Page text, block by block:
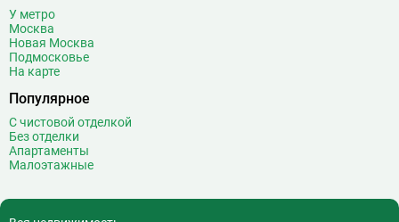
У метро
Москва
Новая Москва
Подмосковье
На карте
Популярное
С чистовой отделкой
Без отделки
Апартаменты
Малоэтажные